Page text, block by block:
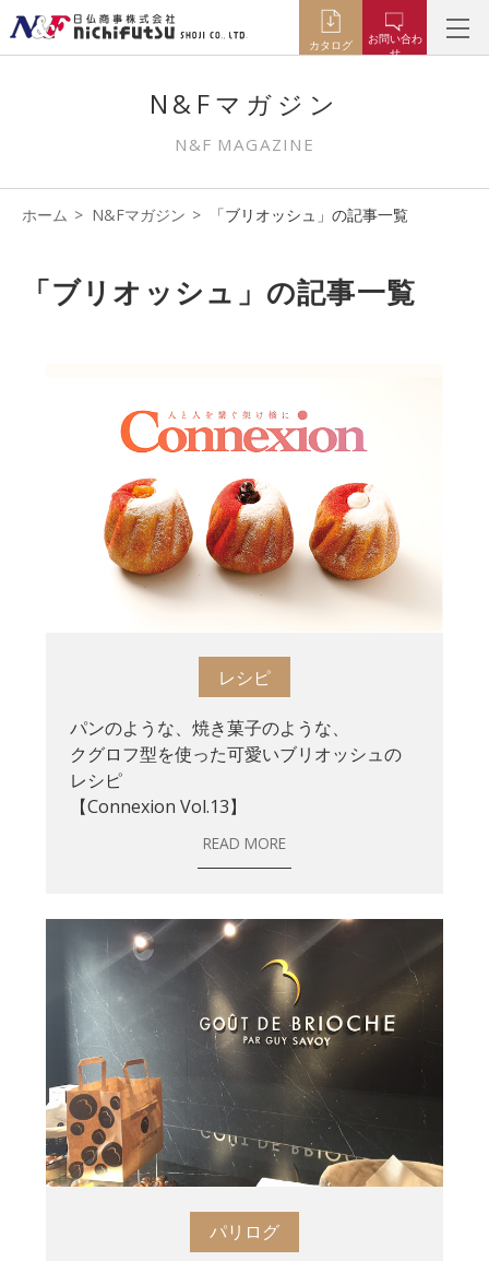
カタログ
お問い合わ
せ
N&Fマガジン
N&F MAGAZINE
ホーム N&Fマガジン 「ブリオッシュ」の記事一覧
「ブリオッシュ」の記事一覧
レシピ
パンのような、焼き菓子のような、
クグロフ型を使った可愛いブリオッシュの
レシピ
【Connexion Vol.13】
READ MORE
パリログ